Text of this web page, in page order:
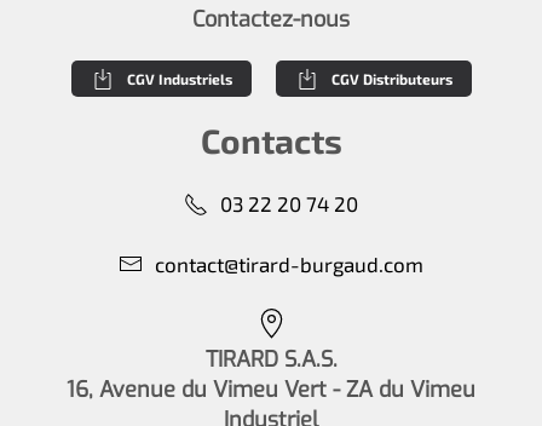
Contactez-nous
CGV Industriels CGV Distributeurs
Contacts
03 22 20 74 20
contact@tirard-burgaud.com
TIRARD S.A.S.
16, Avenue du Vimeu Vert - ZA du Vimeu
Industriel